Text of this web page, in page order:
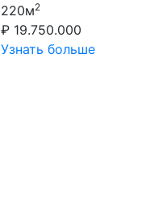
220м2
₽ 19.750.000
Узнать больше